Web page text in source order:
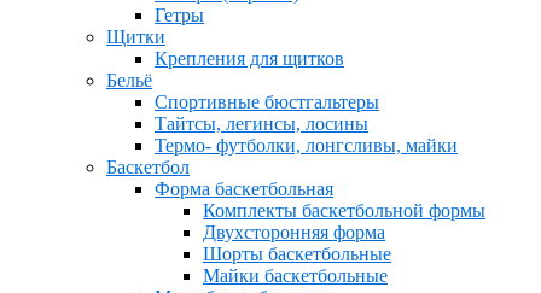
Гетры
Щитки
Крепления для щитков
Бельё
Спортивные бюстгальтеры
Тайтсы, легинсы, лосины
Термо- футболки, лонгсливы, майки
Баскетбол
Форма баскетбольная
Комплекты баскетбольной формы
Двухсторонняя форма
Шорты баскетбольные
Майки баскетбольные